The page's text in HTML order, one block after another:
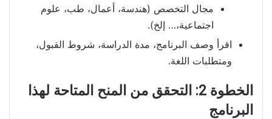
مجال التخصص (هندسة، أعمال، طب، علوم
اجتماعية،… إلخ).
اقرأ وصف البرنامج، مدة الدراسة، شروط القبول،
ومتطلبات اللغة.
الخطوة 2: التحقق من المنح المتاحة لهذا
البرنامج